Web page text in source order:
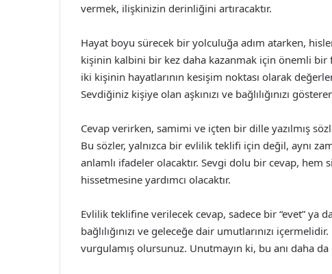
vermek, ilişkinizin derinliğini artıracaktır.
Hayat boyu sürecek bir yolculuğa adım atarken,
kişinin kalbini bir kez daha kazanmak için önemli bir
iki kişinin hayatlarının kesişim noktası olarak
Sevdiğiniz kişiye olan aşkınızı ve bağlılığınızı
Cevap verirken, samimi ve içten bir dille yazılmış
Bu sözler, yalnızca bir evlilik teklifi için değil, aynı
anlamlı ifadeler olacaktır. Sevgi dolu bir cevap, hem
hissetmesine yardımcı olacaktır.
Evlilik teklifine verilecek cevap, sadece bir “evet” ya
bağlılığınızı ve geleceğe dair umutlarınızı
vurgulamış olursunuz. Unutmayın ki, bu anı daha